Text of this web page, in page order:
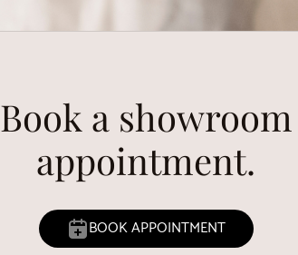
Book a showroom
appointment.
BOOK APPOINTMENT